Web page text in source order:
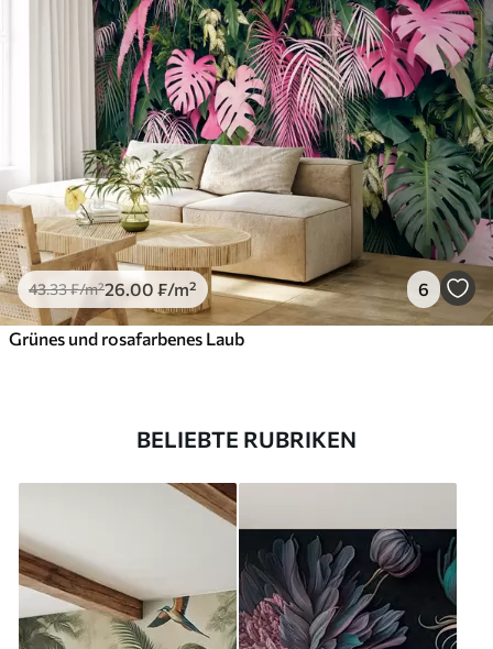
43.33₣/m²26.00 ₣/m² 6
Grünes und rosafarbenes Laub
BELIEBTE RUBRIKEN